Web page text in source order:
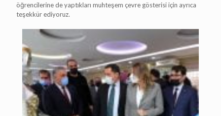
öğrencilerine de yaptıkları muhteşem çevre gösterisi için ayrıca
teşekkür ediyoruz.